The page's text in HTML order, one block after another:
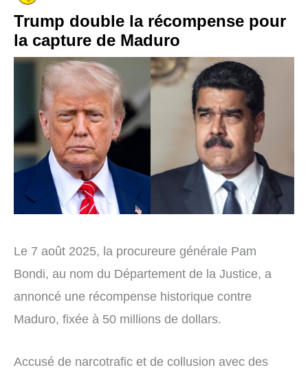
Trump double la récompense pour
la capture de Maduro
Le 7 août 2025, la procureure générale Pam
Bondi, au nom du Département de la Justice, a
annoncé une récompense historique contre
Maduro, fixée à 50 millions de dollars.
Accusé de narcotrafic et de collusion avec des